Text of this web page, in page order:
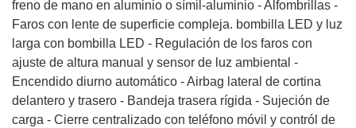
freno de mano en aluminio o símil-aluminio - Alfombrillas -
Faros con lente de superficie compleja. bombilla LED y luz
larga con bombilla LED - Regulación de los faros con
ajuste de altura manual y sensor de luz ambiental -
Encendido diurno automático - Airbag lateral de cortina
delantero y trasero - Bandeja trasera rígida - Sujeción de
carga - Cierre centralizado con teléfono móvil y contról de